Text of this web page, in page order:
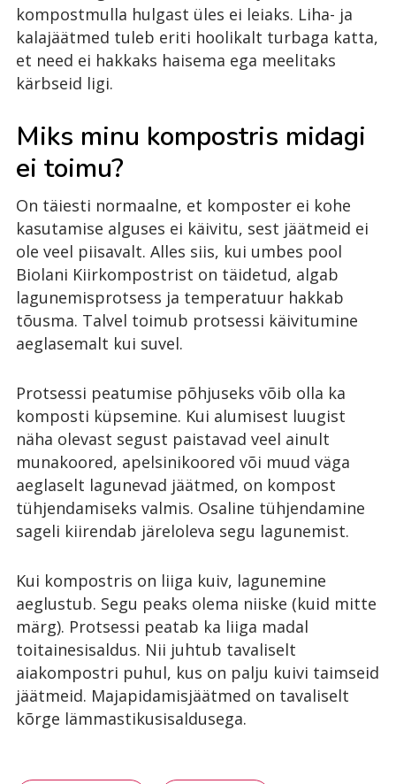
kompostmulla hulgast üles ei leiaks. Liha- ja
kalajäätmed tuleb eriti hoolikalt turbaga katta,
et need ei hakkaks haisema ega meelitaks
kärbseid ligi.
Miks minu kompostris midagi
ei toimu?
On täiesti normaalne, et komposter ei kohe
kasutamise alguses ei käivitu, sest jäätmeid ei
ole veel piisavalt. Alles siis, kui umbes pool
Biolani Kiirkompostrist on täidetud, algab
lagunemisprotsess ja temperatuur hakkab
tõusma. Talvel toimub protsessi käivitumine
aeglasemalt kui suvel.
Protsessi peatumise põhjuseks võib olla ka
komposti küpsemine. Kui alumisest luugist
näha olevast segust paistavad veel ainult
munakoored, apelsinikoored või muud väga
aeglaselt lagunevad jäätmed, on kompost
tühjendamiseks valmis. Osaline tühjendamine
sageli kiirendab järeloleva segu lagunemist.
Kui kompostris on liiga kuiv, lagunemine
aeglustub. Segu peaks olema niiske (kuid mitte
märg). Protsessi peatab ka liiga madal
toitainesisaldus. Nii juhtub tavaliselt
aiakompostri puhul, kus on palju kuivi taimseid
jäätmeid. Majapidamisjäätmed on tavaliselt
kõrge lämmastikusisaldusega.